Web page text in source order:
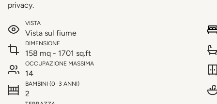
privacy.
VISTA
Vista sul fiume
DIMENSIONE
158 mq - 1701 sq.ft
OCCUPAZIONE MASSIMA
14
BAMBINI (0–3 ANNI)
2